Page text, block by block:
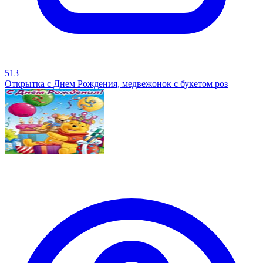
513
Открытка с Днем Рождения, медвежонок с букетом роз